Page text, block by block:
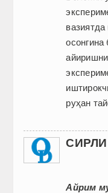
руҳан
Айрим